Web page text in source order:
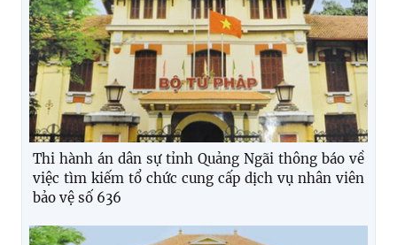
Thi hành án dân sự tỉnh Quảng Ngãi thông báo về
việc tìm kiếm tổ chức cung cấp dịch vụ nhân viên
bảo vệ số 636